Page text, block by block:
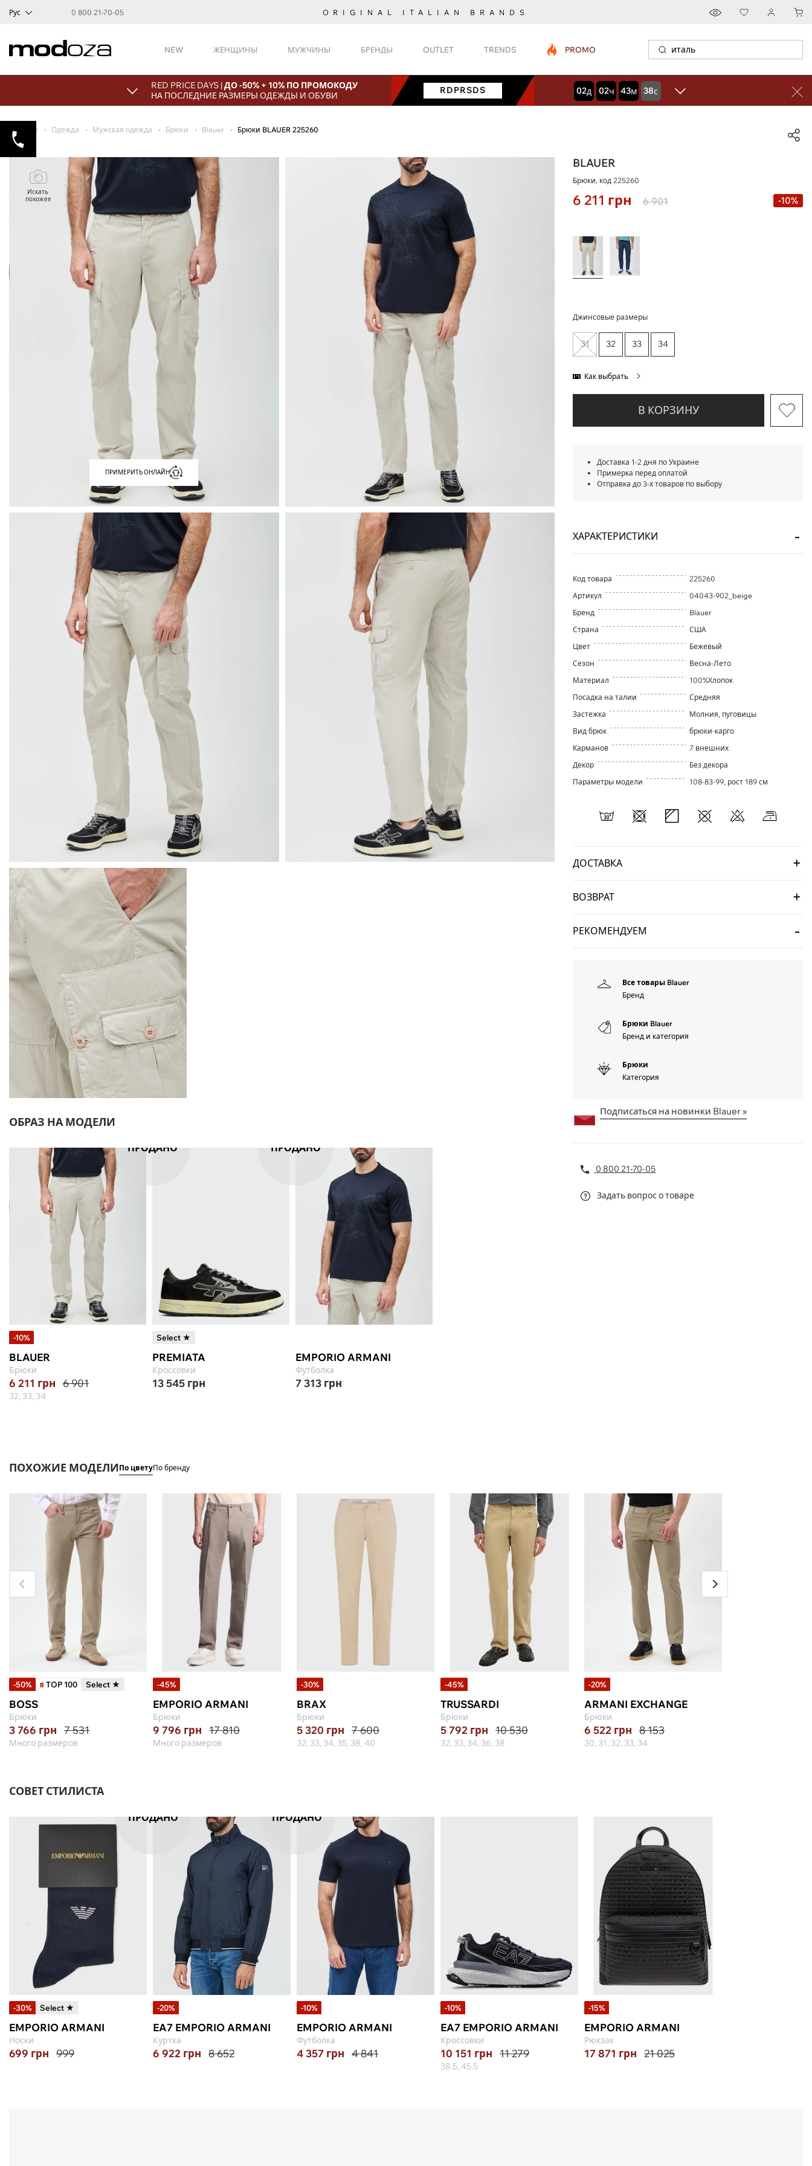
Рус 0 800 21-70-05 ORIGINAL ITALIAN BRANDS
NEW ЖЕНЩИНЫ МУЖЧИНЫ БРЕНДЫ OUTLET TRENDS PROMO
RED PRICE DAYS |ДО -50% + 10% ПО ПРОМОКОДУ
НА ПОСЛЕДНИЕ РАЗМЕРЫ ОДЕЖДЫ И ОБУВИ
RDPRSDS 02дней
02часов
43минут
37секунд
Главная Одежда Мужская одежда Брюки Blauer Брюки BLAUER 225260
Искать
похожее
ПРИМЕРИТЬ ОНЛАЙН
ОБРАЗ НА МОДЕЛИ
-10%
BLAUER
Брюки
6 211 грн 6 901
32, 33, 34
ПРОДАНО
Select ★
PREMIATA
Кроссовки
13 545 грн
ПРОДАНО
EMPORIO ARMANI
Футболка
7 313 грн
BLAUER
Брюки, код225260
6 211 грн 6 901 -10%
Джинсовые размеры
31 32 33 34
Как выбрать
В КОРЗИНУ
Доставка 1-2 дня по Украине
Примерка перед оплатой
Отправка до 3-х товаров по выбору
ХАРАКТЕРИСТИКИ
Код товара
225260
Артикул
04043-902_beige
Бренд
Blauer
Страна
США
Цвет
Бежевый
Сезон
Весна-Лето
Материал
100%Хлопок
Посадка на талии
Средняя
Застежка
Молния, пуговицы
Вид брюк
брюки-карго
Карманов
7 внешних
Декор
Без декора
Параметры модели
108-83-99, рост 189 см
ДОСТАВКА
ВОЗВРАТ
РЕКОМЕНДУЕМ
Все товары Blauer
Бренд
Брюки Blauer
Бренд и категория
Брюки
Категория
Подписаться на новинки Blauer »
0 800 21-70-05
Задать вопрос о товаре
ПОХОЖИЕ МОДЕЛИПо цветуПо бренду
-50% TOP 100 Select ★
BOSS
Брюки
3 766 грн 7 531
Много размеров
-45%
EMPORIO ARMANI
Брюки
9 796 грн 17 810
Много размеров
-30%
BRAX
Брюки
5 320 грн 7 600
32, 33, 34, 35, 38, 40
-45%
TRUSSARDI
Брюки
5 792 грн 10 530
32, 33, 34, 36, 38
-20%
ARMANI EXCHANGE
Брюки
6 522 грн 8 153
30, 31, 32, 33, 34
СОВЕТ СТИЛИСТА
-30% Select ★
EMPORIO ARMANI
Носки
699 грн 999
ПРОДАНО
-20%
EA7 EMPORIO ARMANI
Куртка
6 922 грн 8 652
ПРОДАНО
-10%
EMPORIO ARMANI
Футболка
4 357 грн 4 841
-10%
EA7 EMPORIO ARMANI
Кроссовки
10 151 грн 11 279
38.5, 45.5
-15%
EMPORIO ARMANI
Рюкзак
17 871 грн 21 025